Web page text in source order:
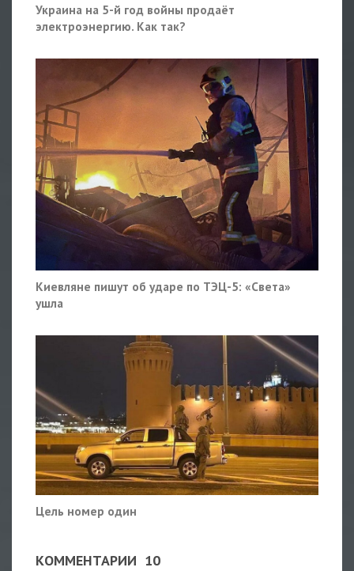
Украина на 5-й год войны продаёт
электроэнергию. Как так?
Киевляне пишут об ударе по ТЭЦ-5: «Света»
ушла
Цель номер один
КОММЕНТАРИИ 10